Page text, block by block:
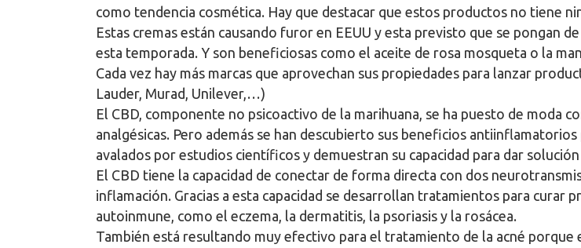
como tendencia cosmética. Hay que destacar que estos productos no tiene
Estas cremas están causando furor en EEUU y esta previsto que se pongan
esta temporada. Y son beneficiosas como el aceite de rosa mosqueta o la
Cada vez hay más marcas que aprovechan sus propiedades para lanzar
Lauder, Murad, Unilever,…)
El CBD, componente no psicoactivo de la marihuana, se ha puesto de moda
analgésicas. Pero además se han descubierto sus beneficios
avalados por estudios científicos y demuestran su capacidad para dar
El CBD tiene la capacidad de conectar de forma directa con dos
inflamación. Gracias a esta capacidad se desarrollan tratamientos para
autoinmune, como el eczema, la dermatitis, la psoriasis y la rosácea.
También está resultando muy efectivo para el tratamiento de la acné porque